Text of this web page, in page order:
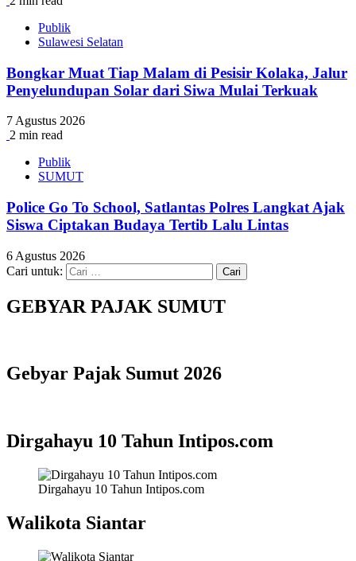
Publik
Sulawesi Selatan
Bongkar Muat Tiap Malam di Pesisir Kolaka, Jalur
Penyelundupan Solar dari Siwa Mulai Terkuak
7 Agustus 2026
2 min read
Publik
SUMUT
Police Go To School, Satlantas Polres Langkat Ajak
Siswa Ciptakan Budaya Tertib Lalu Lintas
6 Agustus 2026
Cari untuk:
GEBYAR PAJAK SUMUT
Gebyar Pajak Sumut 2026
Dirgahayu 10 Tahun Intipos.com
Dirgahayu 10 Tahun Intipos.com
Walikota Siantar